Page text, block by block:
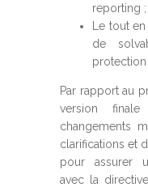
reporting ;
Le tout
de
protection
Par rapport au
version
changements
clarifications et
pour assurer
avec la